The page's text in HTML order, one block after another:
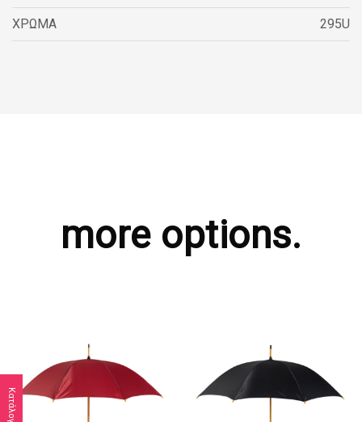
ΧΡΩΜΑ 295U
more options.